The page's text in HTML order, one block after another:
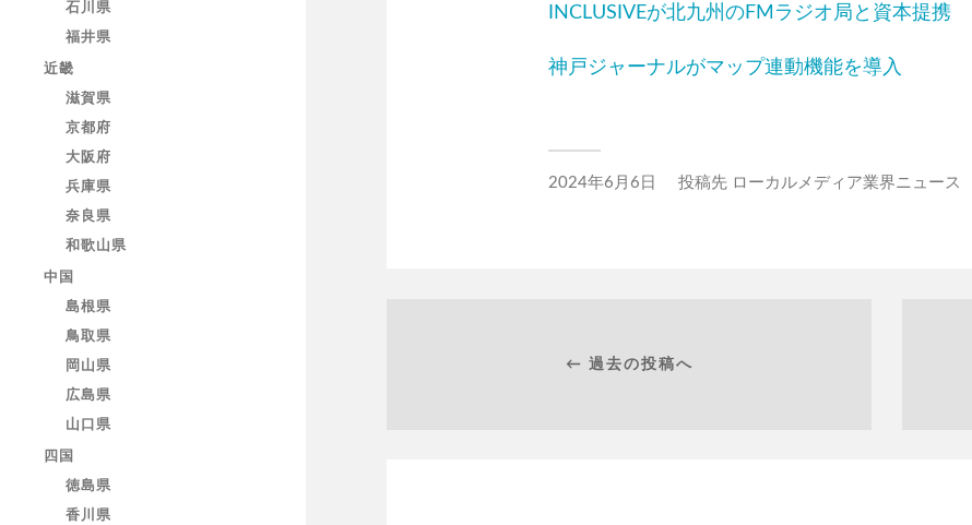
石川県
福井県
近畿
滋賀県
京都府
大阪府
兵庫県
奈良県
和歌山県
中国
島根県
鳥取県
岡山県
広島県
山口県
四国
徳島県
香川県
INCLUSIVEが北九州のFMラジオ局と資本提携
神戸ジャーナルがマップ連動機能を導入
2024年6月6日 投稿先 ローカルメディア業界ニュース
← 過去の投稿へ